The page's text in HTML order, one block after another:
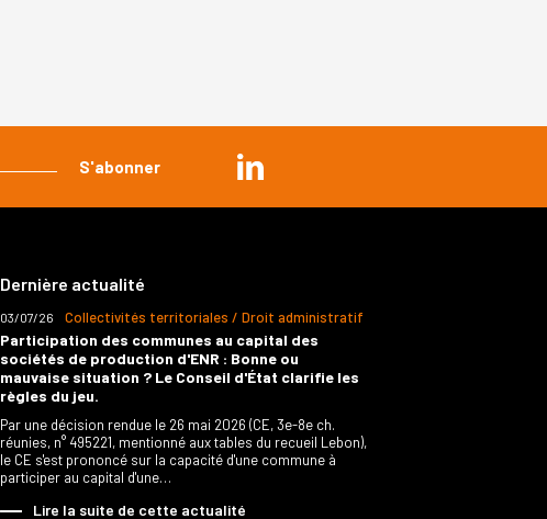
Dernière actualité
03/07/26 Collectivités territoriales / Droit administratif
Participation des communes au capital des
sociétés de production d'ENR : Bonne ou
mauvaise situation ? Le Conseil d'État clarifie les
règles du jeu.
Par une décision rendue le 26 mai 2026 (CE, 3e-8e ch.
réunies, n° 495221, mentionné aux tables du recueil Lebon),
le CE s'est prononcé sur la capacité d'une commune à
participer au capital d'une…
Lire la suite de cette actualité